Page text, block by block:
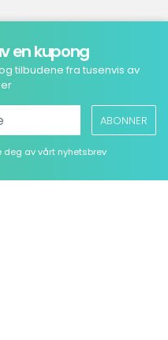
en kupong
tilbudene fra tusenvis av
ABONNER
deg av vårt nyhetsbrev